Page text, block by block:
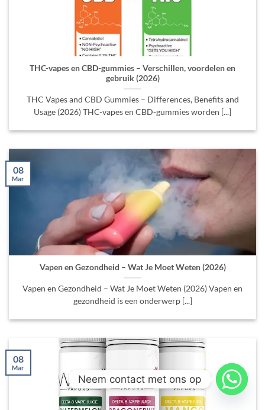
THC-vapes en CBD-gummies – Verschillen, voordelen en
gebruik (2026)
THC Vapes and CBD Gummies – Differences, Benefits and
Usage (2026) THC-vapes en CBD-gummies worden [...]
Vapen en Gezondheid – Wat Je Moet Weten (2026)
Vapen en Gezondheid – Wat Je Moet Weten (2026) Vapen en
gezondheid is een onderwerp [...]
08
Mar
08
Mar
Neem contact met ons op